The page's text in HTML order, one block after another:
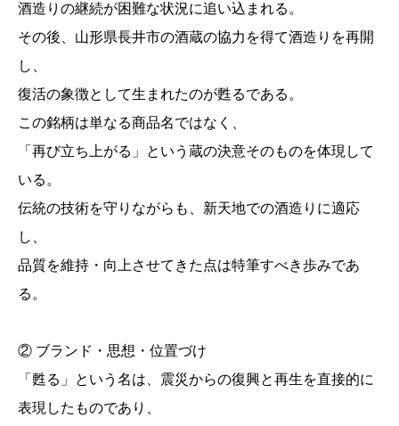
酒造りの継続が困難な状況に追い込まれる。
その後、山形県長井市の酒蔵の協力を得て酒造りを再開
し、
復活の象徴として生まれたのが甦るである。
この銘柄は単なる商品名ではなく、
「再び立ち上がる」という蔵の決意そのものを体現して
いる。
伝統の技術を守りながらも、新天地での酒造りに適応
し、
品質を維持・向上させてきた点は特筆すべき歩みであ
る。
② ブランド・思想・位置づけ
「甦る」という名は、震災からの復興と再生を直接的に
表現したものであり、